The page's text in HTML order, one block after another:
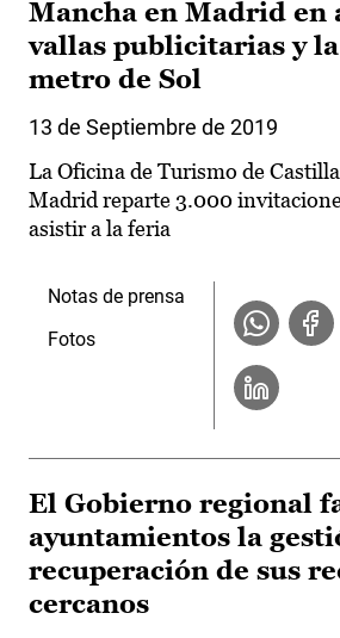
Mancha en Madrid en
vallas publicitarias y
metro de Sol
13 de Septiembre de 2019
La Oficina de Turismo de
Madrid reparte 3.000
asistir a la feria
Notas de prensa
Fotos
El Gobierno regional
ayuntamientos la
recuperación de sus
cercanos